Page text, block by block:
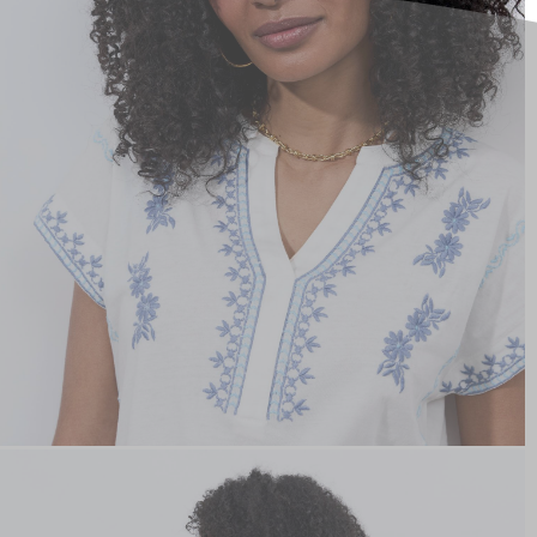
promotion) Livraison rapideen 2 jours * et offerteà domicile
Point Relaisdès 99€*